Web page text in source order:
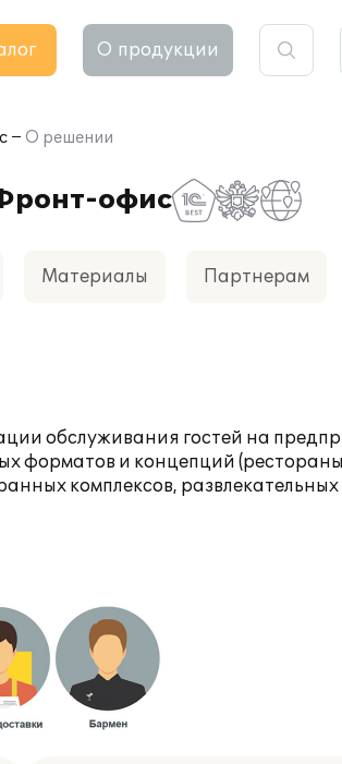
О продукции
О решении
офис
Материалы Партнерам
обслуживания гостей на
форматов и концепций
комплексов,